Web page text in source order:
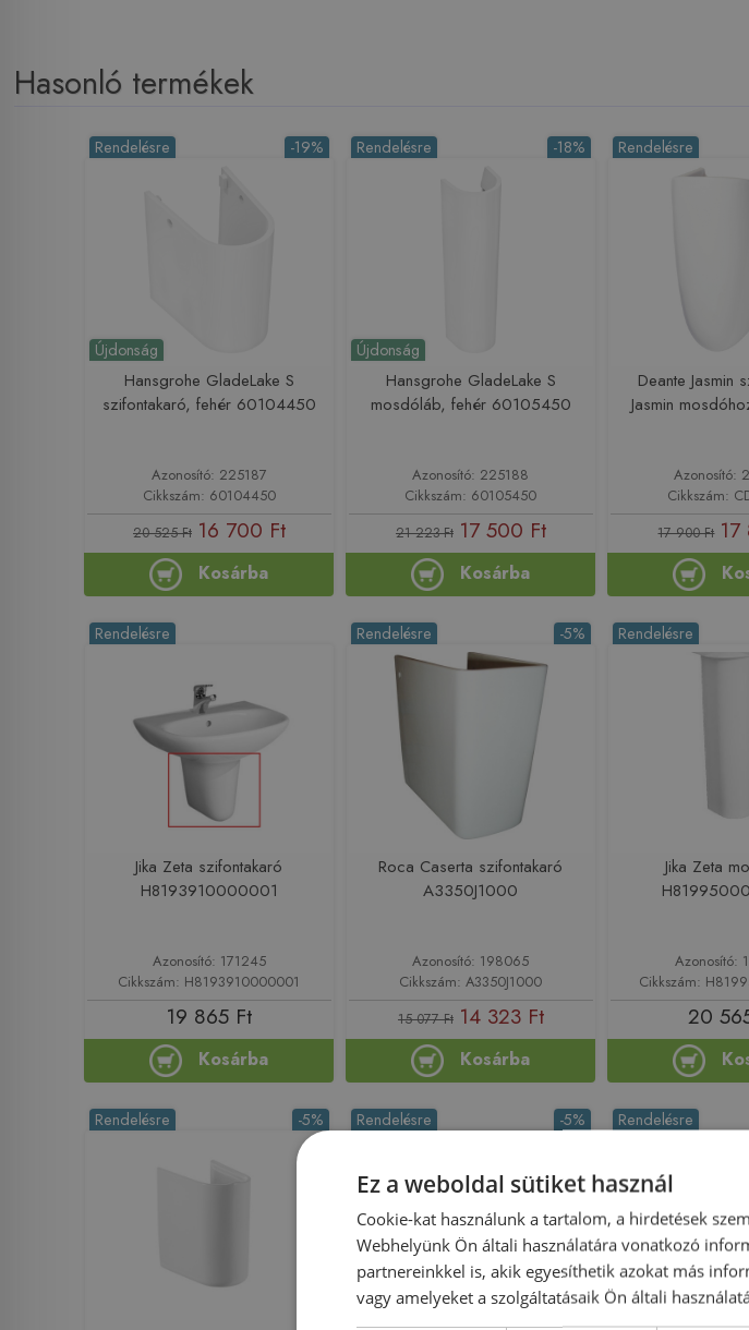
Hasonló termékek
Újdonság
-19%
Rendelésre
Hansgrohe GladeLake S
szifontakaró, fehér 60104450
Azonosító: 225187
Cikkszám: 60104450
20 525 Ft 16 700 Ft
Kosárba
Újdonság
-18%
Rendelésre
Hansgrohe GladeLake S
mosdóláb, fehér 60105450
Azonosító: 225188
Cikkszám: 60105450
21 223 Ft 17 500 Ft
Kosárba
Rendelésre
Deante Jasmin
Jasmin
Azonosító:
Cikkszám:
17 900 Ft
Rendelésre
Jika Zeta szifontakaró
H8193910000001
Azonosító: 171245
Cikkszám: H8193910000001
19 865 Ft
Kosárba
-5%
Rendelésre
Roca Caserta szifontakaró
A3350J1000
Azonosító: 198065
Cikkszám: A3350J1000
15 077 Ft 14 323 Ft
Kosárba
Rendelésre
Jika Zeta
Azonosító:
Cikkszám:
20
-5%
Rendelésre -5%
Rendelésre Rendelésre
Ez a weboldal sütiket használ
Cookie-kat használunk a tartalom, a hirdetések
Webhelyünk Ön általi használatára vonatkozó
partnereinkkel is, akik egyesíthetik azokat más
vagy amelyeket a szolgáltatásaik Ön általi